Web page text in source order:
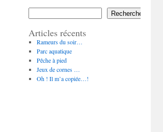
Rechercher
Articles récents
Rameurs du soir…
Parc aquatique
Pêche à pied
Jeux de cornes …
Oh ! Il m’a copiée…!